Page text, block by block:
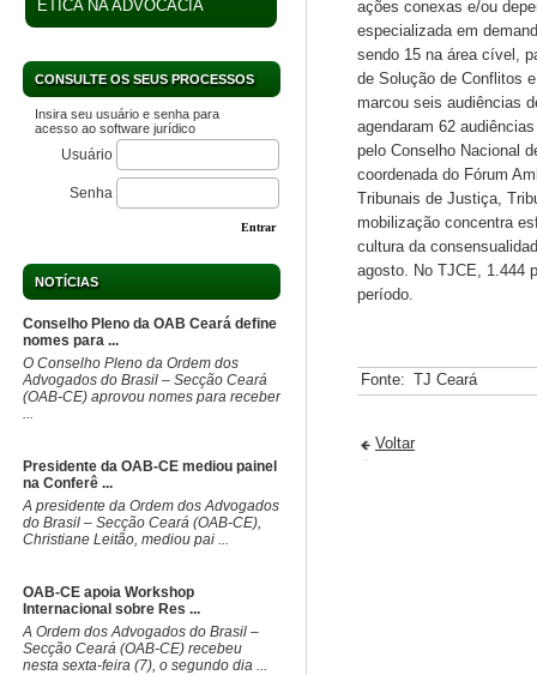
ÉTICA NA ADVOCACIA
CONSULTE OS SEUS PROCESSOS
Insira seu usuário e senha para
acesso ao software jurídico
Usuário
Senha
Entrar
NOTÍCIAS
Conselho Pleno da OAB Ceará define
nomes para ...
O Conselho Pleno da Ordem dos
Advogados do Brasil – Secção Ceará
(OAB-CE) aprovou nomes para receber
...
Presidente da OAB-CE mediou painel
na Conferê ...
A presidente da Ordem dos Advogados
do Brasil – Secção Ceará (OAB-CE),
Christiane Leitão, mediou pai ...
OAB-CE apoia Workshop
Internacional sobre Res ...
A Ordem dos Advogados do Brasil –
Secção Ceará (OAB-CE) recebeu
nesta sexta-feira (7), o segundo dia ...
ações conexas e/ou
especializada em
sendo 15 na área cível,
de Solução de Conflitos
marcou seis audiências
agendaram 62
pelo Conselho Nacional
coordenada do Fórum
Tribunais de Justiça,
mobilização concentra
cultura da
agosto. No TJCE, 1.444
período.
Fonte: TJ Ceará
Voltar